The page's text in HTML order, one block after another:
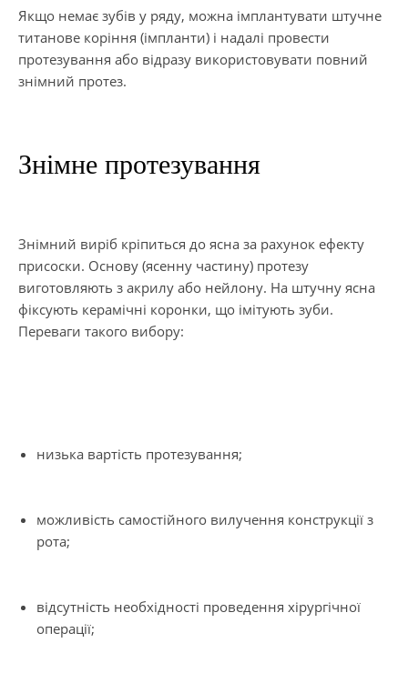
Якщо немає зубів у ряду, можна імплантувати штучне
титанове коріння (імпланти) і надалі провести
протезування або відразу використовувати повний
знімний протез.
Знімне протезування
Знімний виріб кріпиться до ясна за рахунок ефекту
присоски. Основу (ясенну частину) протезу
виготовляють з акрилу або нейлону. На штучну ясна
фіксують керамічні коронки, що імітують зуби.
Переваги такого вибору:
низька вартість протезування;
можливість самостійного вилучення конструкції з
рота;
відсутність необхідності проведення хірургічної
операції;